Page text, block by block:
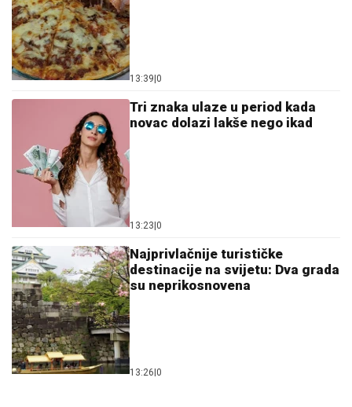
13:39|0
Tri znaka ulaze u period kada
novac dolazi lakše nego ikad
13:23|0
Najprivlačnije turističke
destinacije na svijetu: Dva grada
su neprikosnovena
13:26|0